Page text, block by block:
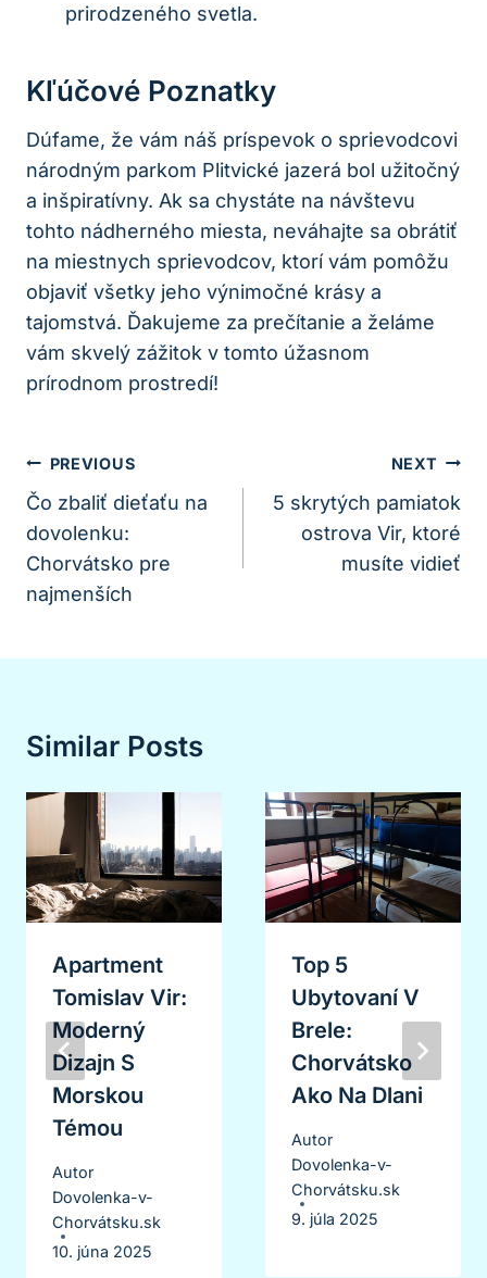
prirodzeného svetla.
Kľúčové Poznatky
Dúfame, že‍ vám⁢ náš príspevok o sprievodcovi
národným parkom Plitvické jazerá bol užitočný
⁢a inšpiratívny. Ak sa ‌chystáte na návštevu
tohto⁤ nádherného miesta, neváhajte‌ sa obrátiť
na miestnych sprievodcov,⁤ ktorí vám pomôžu
objaviť všetky jeho výnimočné krásy a
tajomstvá. Ďakujeme⁣ za ⁣prečítanie ⁤a​ želáme
⁢vám skvelý zážitok v​ tomto úžasnom‍
prírodnom prostredí!
Navigácia
V
Článku
PREVIOUS
Čo zbaliť dieťaťu na
dovolenku:
Chorvátsko pre
najmenších
NEXT
5 skrytých pamiatok
ostrova Vir, ktoré
musíte vidieť
Similar Posts
Apartment
Tomislav Vir:
Moderný
Dizajn S
Morskou
Témou
Autor
Dovolenka-v-
Chorvátsku.sk
10. júna 2025
Top 5
Ubytovaní V
Brele:
Chorvátsko
Ako Na Dlani
Autor
Dovolenka-v-
Chorvátsku.sk
9. júla 2025